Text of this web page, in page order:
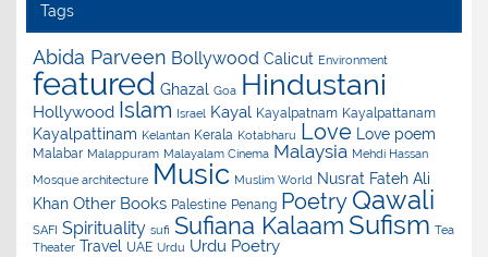
Tags
Abida Parveen Bollywood Calicut Environment
featured Ghazal Goa Hindustani
Hollywood Islam Israel Kayal Kayalpatnam Kayalpattanam
Kayalpattinam Kelantan Kerala Kotabharu Love Love poem
Malabar Malappuram Malayalam Cinema Malaysia Mehdi Hassan
Mosque architecture Music Muslim World Nusrat Fateh Ali
Khan Other Books Palestine Penang Poetry Qawali
SAFI Spirituality sufi Sufiana Kalaam Sufism Tea
Theater Travel UAE Urdu Urdu Poetry